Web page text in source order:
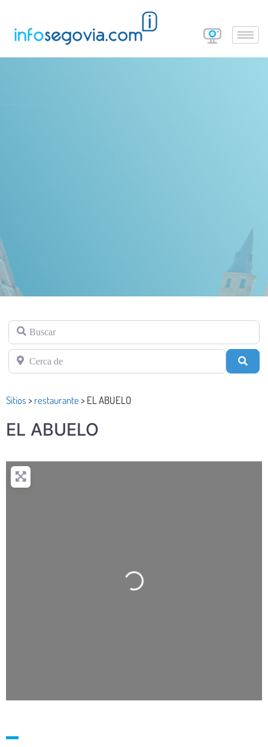
Buscar
Cerca de
Sitios >restaurante>EL ABUELO
EL ABUELO
Cargando…